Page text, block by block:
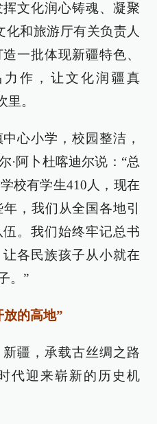
文化润心铸魂、凝聚
化和旅游厅有关负责人
一批体现新疆特色、
作，让文化润疆真
。
心小学，校园整洁，
·阿卜杜喀迪尔说：“总
校有学生410人，现在
，我们从全国各地引
。我们始终牢记总书
各民族孩子从小就在
。”
放的高地”
疆，承载古丝绸之路
代迎来崭新的历史机